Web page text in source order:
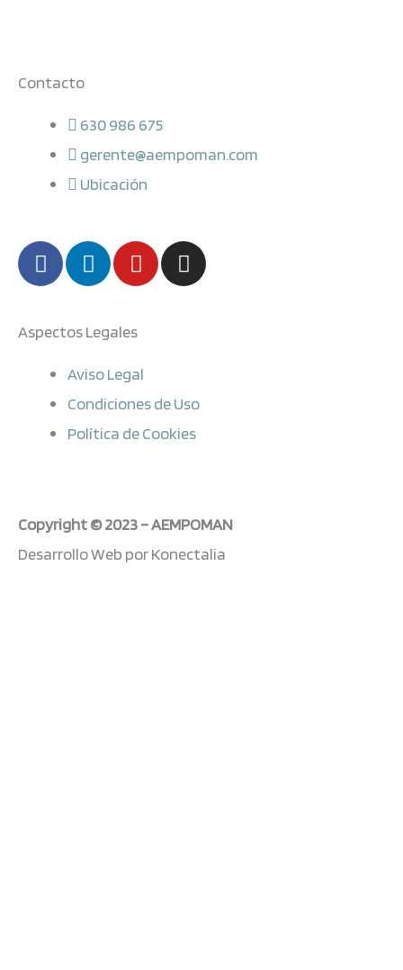
Contacto
630 986 675
gerente@aempoman.com
Ubicación
F
a
b
k
L
i
e
d
i
n
Y
o
u
b
e
I
n
a
m
Aspectos Legales
Aviso Legal
Condiciones de Uso
Política de Cookies
Copyright © 2023 – AEMPOMAN
Desarrollo Web por Konectalia